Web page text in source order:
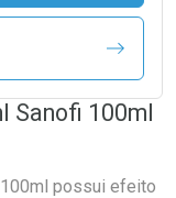
Sanofi 100ml
possui efeito